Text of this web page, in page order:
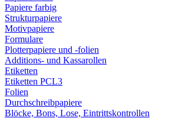
Papiere farbig
Strukturpapiere
Motivpapiere
Formulare
Plotterpapiere und -folien
Additions- und Kassarollen
Etiketten
Etiketten PCL3
Folien
Durchschreibpapiere
Blöcke, Bons, Lose, Eintrittskontrollen